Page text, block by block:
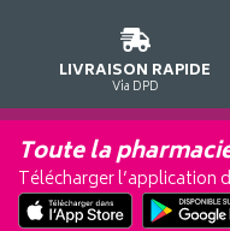
LIVRAISON RAPIDE
Via DPD
Toute la
Télécharger l’application